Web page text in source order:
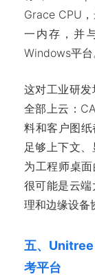
Grace CPU
一内存，并
Windows平台
这对工业研
全部上云：
料和客户图
足够上下文
为工程师桌
很可能是云
理和边缘设备
五、
考平台